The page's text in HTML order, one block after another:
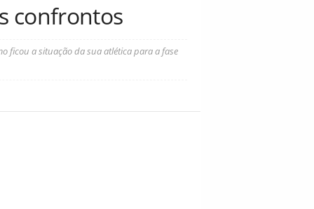
confrontos
ficou a situação da sua atlética para a fase